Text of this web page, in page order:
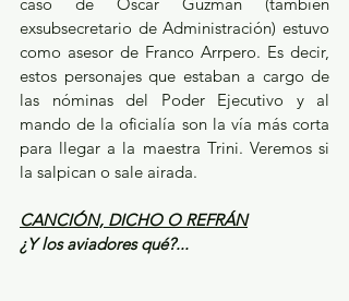
exsubsecretario de Administración) estuvo
como asesor de Franco Arrpero. Es decir,
estos personajes que estaban a cargo de
las nóminas del Poder Ejecutivo y al
mando de la oficialía son la vía más corta
para llegar a la maestra Trini. Veremos si
la salpican o sale airada.
CANCIÓN, DICHO O REFRÁN
¿Y los aviadores qué?...